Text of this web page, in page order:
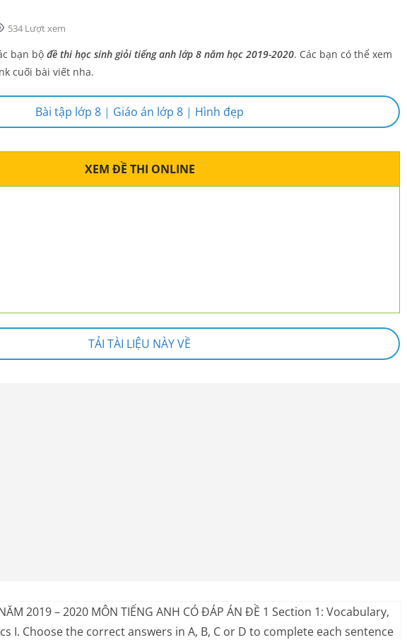
534 Lượt xem
bạn bộ đề thi học sinh giỏi tiếng anh lớp 8 năm học 2019-2020. Các bạn có thể xem
cuối bài viết nha.
Bài tập lớp 8 | Giáo án lớp 8 | Hình đẹp
XEM ĐỀ THI ONLINE
TẢI TÀI LIỆU NÀY VỀ
2019 – 2020 MÔN TIẾNG ANH CÓ ĐÁP ÁN ĐỀ 1 Section 1: Vocabulary,
I. Choose the correct answers in A, B, C or D to complete each sentence